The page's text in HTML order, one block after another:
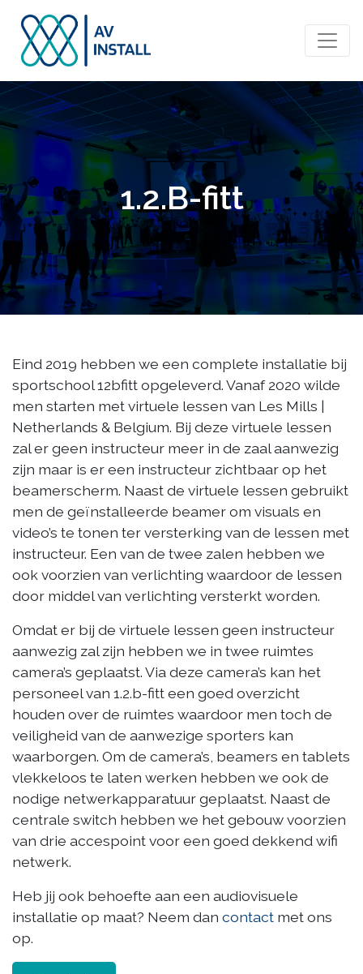
1.2.B-fitt
Eind 2019 hebben we een complete installatie bij
sportschool 12bfitt opgeleverd. Vanaf 2020 wilde
men starten met virtuele lessen van Les Mills |
Netherlands & Belgium. Bij deze virtuele lessen
zal er geen instructeur meer in de zaal aanwezig
zijn maar is er een instructeur zichtbaar op het
beamerscherm. Naast de virtuele lessen gebruikt
men de geïnstalleerde beamer om visuals en
video’s te tonen ter versterking van de lessen met
instructeur. Een van de twee zalen hebben we
ook voorzien van verlichting waardoor de lessen
door middel van verlichting versterkt worden.
Omdat er bij de virtuele lessen geen instructeur
aanwezig zal zijn hebben we in twee ruimtes
camera’s geplaatst. Via deze camera’s kan het
personeel van 1.2.b-fitt een goed overzicht
houden over de ruimtes waardoor men toch de
veiligheid van de aanwezige sporters kan
waarborgen. Om de camera’s, beamers en tablets
vlekkeloos te laten werken hebben we ook de
nodige netwerkapparatuur geplaatst. Naast de
centrale switch hebben we het gebouw voorzien
van drie accespoint voor een goed dekkend wifi
netwerk.
Heb jij ook behoefte aan een audiovisuele
installatie op maat? Neem dan contact met ons
op.